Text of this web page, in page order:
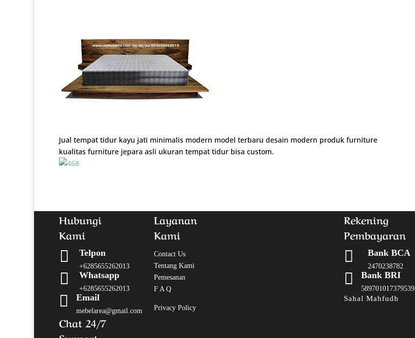
Jual tempat tidur kayu jati minimalis modern model terbaru desain modern produk furniture
kualitas furniture jepara asli ukuran tempat tidur bisa custom.
Hubungi
Kami
 Telpon
+6285655262013
 Whatsapp
+6285655262013
 Email
mebelarea@gmail.com
Chat 24/7
Layanan
Kami
Contact Us
Tentang Kami
Pemesanan
F A Q
Privacy Policy
Rekening
Pembayaran
 Bank BCA
2470238782
 Bank BRI
589701017379539
Sahal Mahfudh